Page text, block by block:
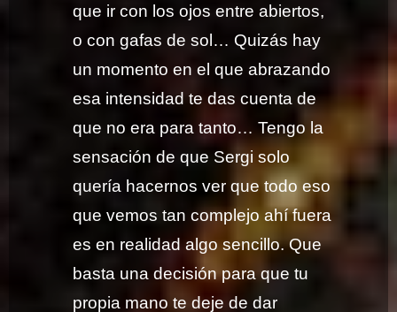
que ir con los ojos entre abiertos,
o con gafas de sol… Quizás hay
un momento en el que abrazando
esa intensidad te das cuenta de
que no era para tanto… Tengo la
sensación de que Sergi solo
quería hacernos ver que todo eso
que vemos tan complejo ahí fuera
es en realidad algo sencillo. Que
basta una decisión para que tu
propia mano te deje de dar